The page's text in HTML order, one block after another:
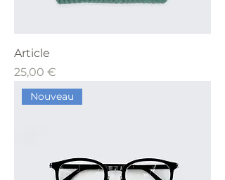
Article
Prix
25,00 €
Nouveau